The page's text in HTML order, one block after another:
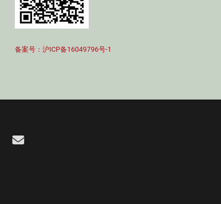
备案号：沪ICP备16049796号-1
Email